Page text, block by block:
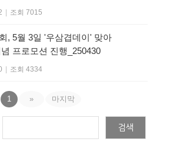
조회 7015
, 5월 3일 '우삼겹데이' 맞아
프로모션 진행_250430
조회 4334
1 » 마지막
검색